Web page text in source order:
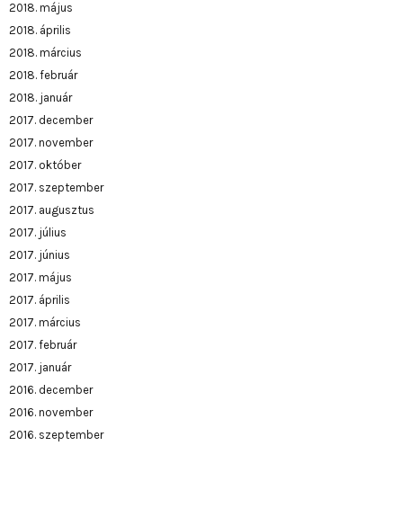
2018. május
2018. április
2018. március
2018. február
2018. január
2017. december
2017. november
2017. október
2017. szeptember
2017. augusztus
2017. július
2017. június
2017. május
2017. április
2017. március
2017. február
2017. január
2016. december
2016. november
2016. szeptember